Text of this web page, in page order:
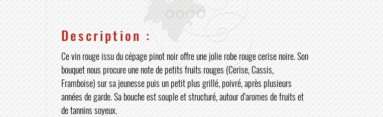
Description :
Ce vin rouge issu du cépage pinot noir offre une jolie robe rouge cerise noire. Son
bouquet nous procure une note de petits fruits rouges (Cerise, Cassis,
Framboise) sur sa jeunesse puis un petit plus grillé, poivré, après plusieurs
années de garde. Sa bouche est souple et structuré, autour d’aromes de fruits et
de tannins soyeux.